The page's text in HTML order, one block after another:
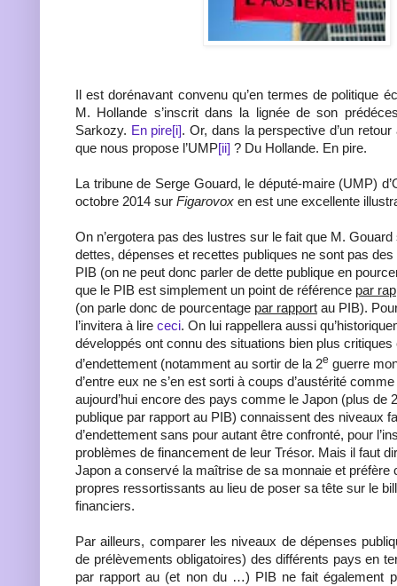
Il est dorénavant convenu qu’en termes de politique
M. Hollande s’inscrit dans la lignée de son
Sarkozy. En pire[i]. Or, dans la perspective d’un
que nous propose l’UMP[ii] ? Du Hollande. En pire.
La tribune de Serge Gouard, le député-maire (UMP)
octobre 2014 sur Figarovox en est une excellente
On n’ergotera pas des lustres sur le fait que M.
dettes, dépenses et recettes publiques ne sont pas
PIB (on ne peut donc parler de dette publique en
que le PIB est simplement un point de référence par
(on parle donc de pourcentage par rapport au PIB).
l’invitera à lire ceci. On lui rappellera aussi
développés ont connu des situations bien plus
d’endettement (notamment au sortir de la 2e guerre
d’entre eux ne s’en est sorti à coups d’austérité
aujourd’hui encore des pays comme le Japon (plus de
publique par rapport au PIB) connaissent des niveaux
d’endettement sans pour autant être confronté, pour
problèmes de financement de leur Trésor. Mais il faut
Japon a conservé la maîtrise de sa monnaie et préfère
propres ressortissants au lieu de poser sa tête sur le
financiers.
Par ailleurs, comparer les niveaux de dépenses
de prélèvements obligatoires) des différents pays en
par rapport au (et non du …) PIB ne fait également